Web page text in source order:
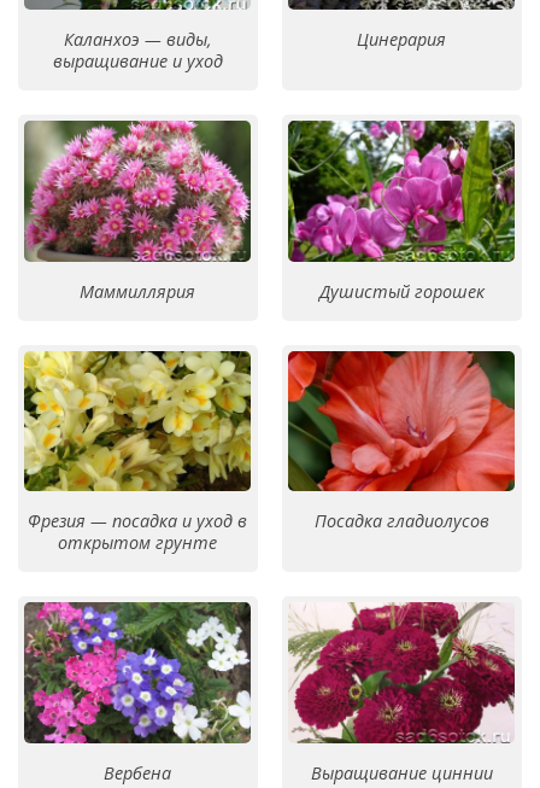
Каланхоэ — виды,
выращивание и уход
Цинерария
Маммиллярия Душистый горошек
Фрезия — посадка и уход в
открытом грунте
Посадка гладиолусов
Вербена Выращивание циннии